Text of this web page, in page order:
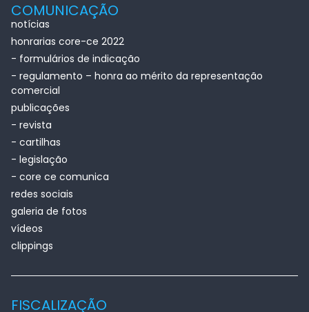
COMUNICAÇÃO
notícias
honrarias core-ce 2022
- formulários de indicação
- regulamento – honra ao mérito da representação
comercial
publicações
- revista
- cartilhas
- legislação
- core ce comunica
redes sociais
galeria de fotos
vídeos
clippings
FISCALIZAÇÃO